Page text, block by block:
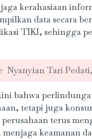
kerahasiaan
data secara
TIKI, sehingga
Nyanyian Tari
bahwa
tetapi juga
terus
keamanan